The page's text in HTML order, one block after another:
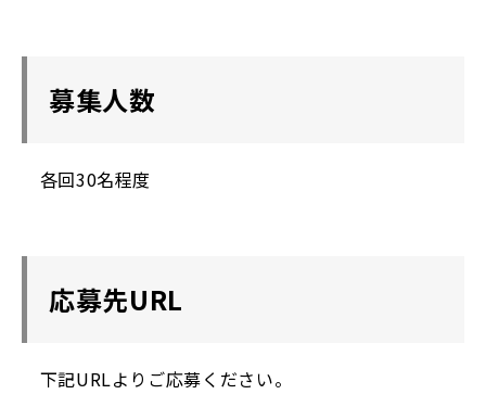
募集人数
各回30名程度
応募先URL
下記URLよりご応募ください。